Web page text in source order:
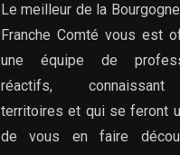
Le meilleur de la
Franche Comté vous est
une équipe de
réactifs,
territoires et qui se feront
de vous en faire